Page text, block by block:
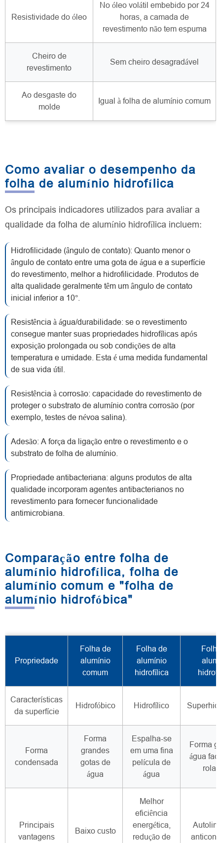
Resistividade do óleo
No óleo volátil embebido por 24
horas, a camada de
revestimento não tem espuma
Cheiro de
revestimento
Sem cheiro desagradável
Ao desgaste do
molde
Igual à folha de alumínio comum
Como avaliar o desempenho da
folha de alumínio hidrofílica
Os principais indicadores utilizados para avaliar a
qualidade da folha de alumínio hidrofílica incluem:
Hidrofilicidade (ângulo de contato): Quanto menor o
ângulo de contato entre uma gota de água e a superfície
do revestimento, melhor a hidrofilicidade. Produtos de
alta qualidade geralmente têm um ângulo de contato
inicial inferior a 10°.
Resistência à água/durabilidade: se o revestimento
consegue manter suas propriedades hidrofílicas após
exposição prolongada ou sob condições de alta
temperatura e umidade. Esta é uma medida fundamental
de sua vida útil.
Resistência à corrosão: capacidade do revestimento de
proteger o substrato de alumínio contra corrosão (por
exemplo, testes de névoa salina).
Adesão: A força da ligação entre o revestimento e o
substrato de folha de alumínio.
Propriedade antibacteriana: alguns produtos de alta
qualidade incorporam agentes antibacterianos no
revestimento para fornecer funcionalidade
antimicrobiana.
Comparação entre folha de
alumínio hidrofílica, folha de
alumínio comum e "folha de
alumínio hidrofóbica"
Propriedade
Folha de
alumínio
comum
Folha de
alumínio
hidrofílica
Características
da superfície
Hidrofóbico Hidrofílico
Forma
condensada
Forma
grandes
gotas de
água
Espalha-se
em uma fina
película de
água
Forma
água
Principais
vantagens
Baixo custo
Melhor
eficiência
energética,
redução de